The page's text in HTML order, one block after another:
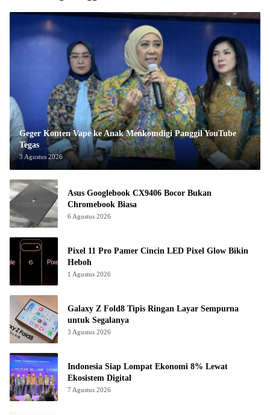
Geger Konten Vape ke Anak Menkomdigi Panggil YouTube
Tegas
3 Agustus 2026
Asus Googlebook CX9406 Bocor Bukan
Chromebook Biasa
6 Agustus 2026
Pixel 11 Pro Pamer Cincin LED Pixel Glow Bikin
Heboh
1 Agustus 2026
Galaxy Z Fold8 Tipis Ringan Layar Sempurna
untuk Segalanya
3 Agustus 2026
Indonesia Siap Lompat Ekonomi 8% Lewat
Ekosistem Digital
7 Agustus 2026